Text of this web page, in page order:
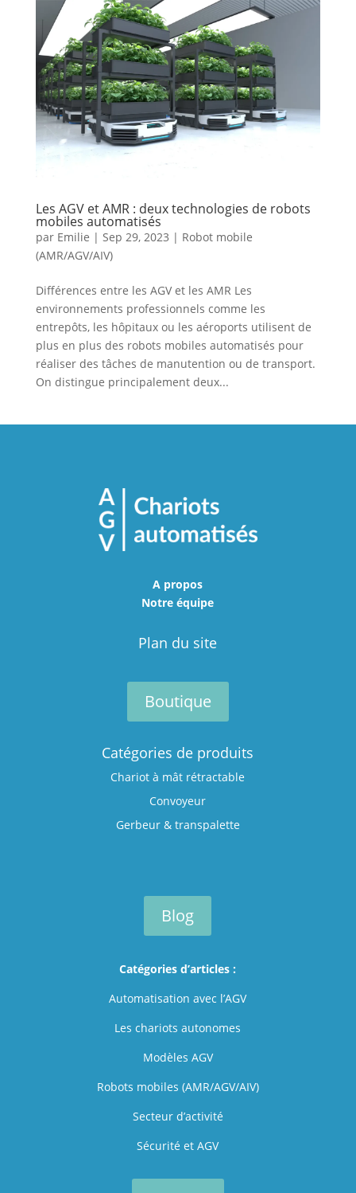
Les AGV et AMR : deux technologies de robots
mobiles automatisés
par Emilie | Sep 29, 2023 | Robot mobile
(AMR/AGV/AIV)
Différences entre les AGV et les AMR Les
environnements professionnels comme les
entrepôts, les hôpitaux ou les aéroports utilisent de
plus en plus des robots mobiles automatisés pour
réaliser des tâches de manutention ou de transport.
On distingue principalement deux...
A propos
Notre équipe
Plan du site
Boutique
Catégories de produits
Chariot à mât rétractable
Convoyeur
Gerbeur & transpalette
Blog
Catégories d’articles :
Automatisation avec l’AGV
Les chariots autonomes
Modèles AGV
Robots mobiles (AMR/AGV/AIV)
Secteur d’activité
Sécurité et AGV